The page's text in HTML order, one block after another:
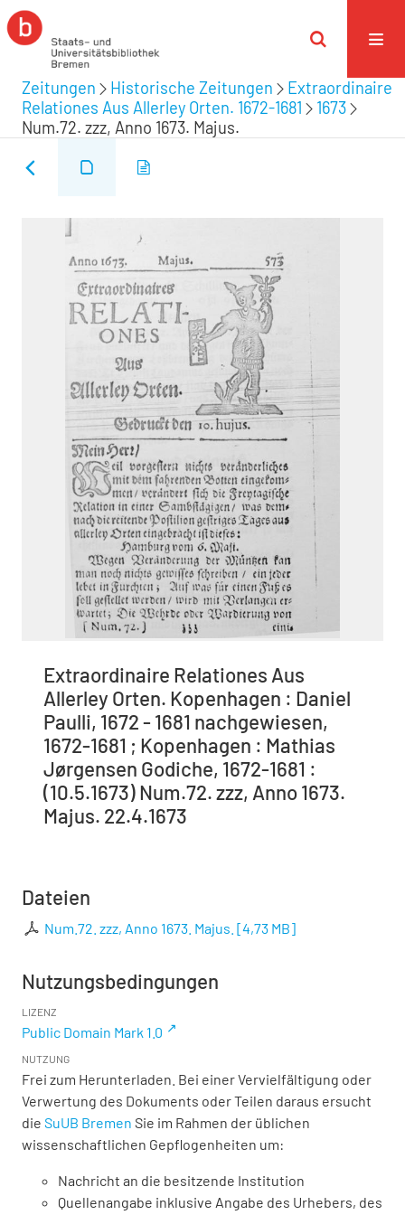
Zeitungen Historische Zeitungen
Extraordinaire
Relationes Aus Allerley Orten. 1672-1681
1673
Num.72. zzz, Anno 1673. Majus.
Extraordinaire Relationes Aus
Allerley Orten. Kopenhagen : Daniel
Paulli, 1672 - 1681 nachgewiesen,
1672-1681 ; Kopenhagen : Mathias
Jørgensen Godiche, 1672-1681 :
(10.5.1673) Num.72. zzz, Anno 1673.
Majus. 22.4.1673
Dateien
Num.72. zzz, Anno 1673. Majus. [4,73 MB]
Nutzungsbedingungen
LIZENZ
Public Domain Mark 1.0
NUTZUNG
Frei zum Herunterladen. Bei einer Vervielfältigung oder
Verwertung des Dokuments oder Teilen daraus ersucht
die SuUB Bremen Sie im Rahmen der üblichen
wissenschaftlichen Gepflogenheiten um:
Nachricht an die besitzende Institution
Quellenangabe inklusive Angabe des Urhebers, des